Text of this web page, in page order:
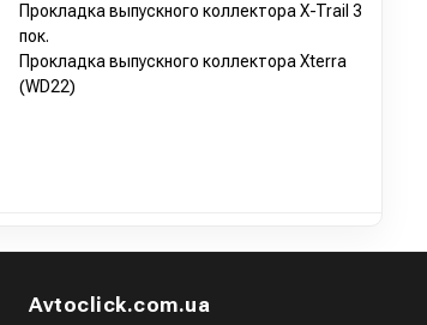
Прокладка выпускного коллектора X-Trail 3
пок.
Прокладка выпускного коллектора Xterra
(WD22)
Avtoclick.com.ua